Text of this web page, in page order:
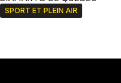
SPORT ET PLEIN AIR